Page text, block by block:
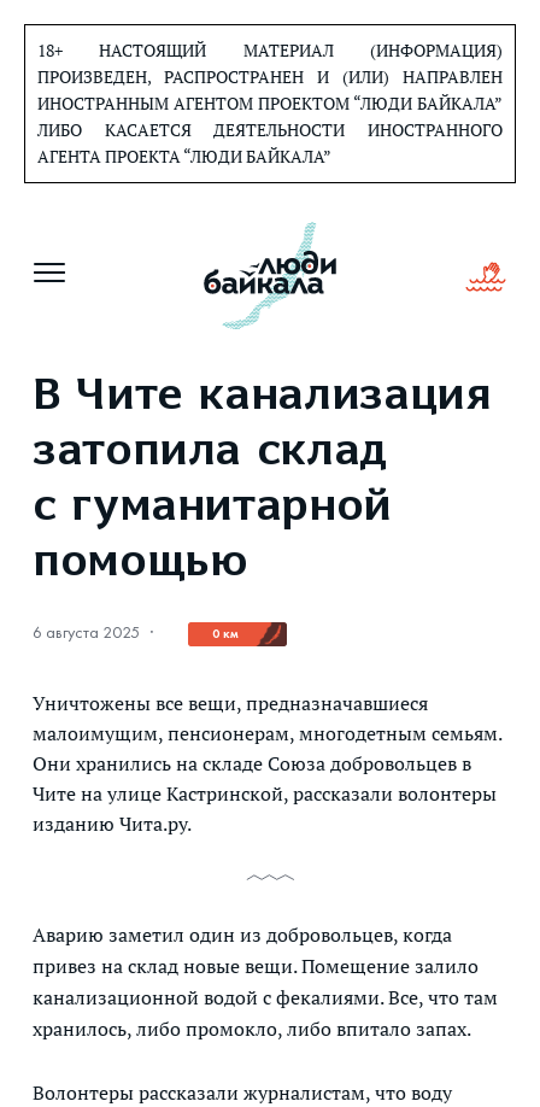
содержанию
18+ НАСТОЯЩИЙ МАТЕРИАЛ (ИНФОРМАЦИЯ)
ПРОИЗВЕДЕН, РАСПРОСТРАНЕН И (ИЛИ) НАПРАВЛЕН
ИНОСТРАННЫМ АГЕНТОМ ПРОЕКТОМ “ЛЮДИ БАЙКАЛА”
ЛИБО КАСАЕТСЯ ДЕЯТЕЛЬНОСТИ ИНОСТРАННОГО
АГЕНТА ПРОЕКТА “ЛЮДИ БАЙКАЛА”
В Чите канализация
затопила склад
с гуманитарной
помощью
6 августа 2025 · 0 км
Уничтожены все вещи, предназначавшиеся
малоимущим, пенсионерам, многодетным семьям.
Они хранились на складе Союза добровольцев в
Чите на улице Кастринской, рассказали волонтеры
изданию Чита.ру.
Аварию заметил один из добровольцев, когда
привез на склад новые вещи. Помещение залило
канализационной водой с фекалиями. Все, что там
хранилось, либо промокло, либо впитало запах.
Волонтеры рассказали журналистам, что воду